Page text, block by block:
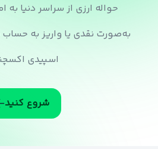
حواله ارزی از سراسر دنیا به
به‌صورت نقدی یا واریز به
اسپیدی
شروع کنید